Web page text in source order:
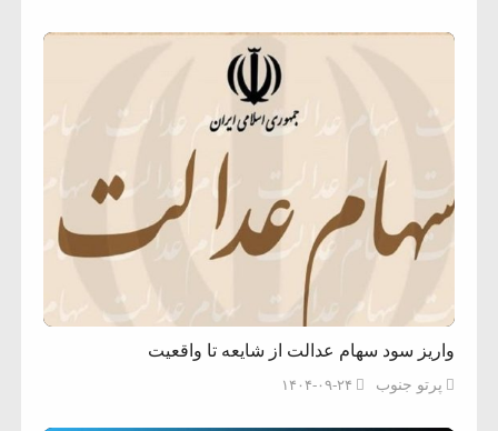
واریز سود سهام عدالت از شایعه تا واقعیت
پرتو جنوب ۱۴۰۴-۰۹-۲۴